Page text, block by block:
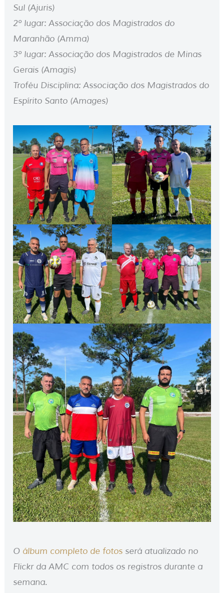
Sul (Ajuris)
2º lugar: Associação dos Magistrados do
Maranhão (Amma)
3º lugar: Associação dos Magistrados de Minas
Gerais (Amagis)
Troféu Disciplina: Associação dos Magistrados do
Espírito Santo (Amages)
O álbum completo de fotos será atualizado no
Flickr da AMC com todos os registros durante a
semana.